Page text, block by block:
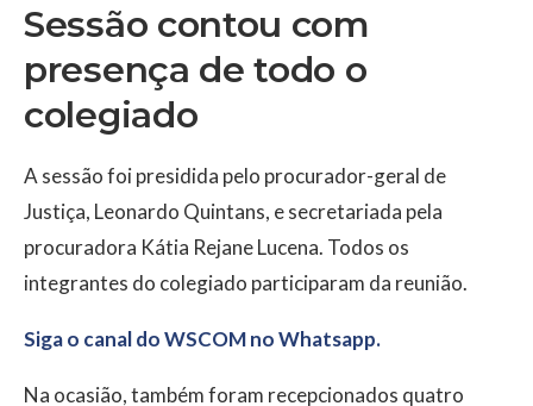
Sessão contou com
presença de todo o
colegiado
A sessão foi presidida pelo procurador-geral de
Justiça, Leonardo Quintans, e secretariada pela
procuradora Kátia Rejane Lucena. Todos os
integrantes do colegiado participaram da reunião.
Siga o canal do WSCOM no Whatsapp.
Na ocasião, também foram recepcionados quatro